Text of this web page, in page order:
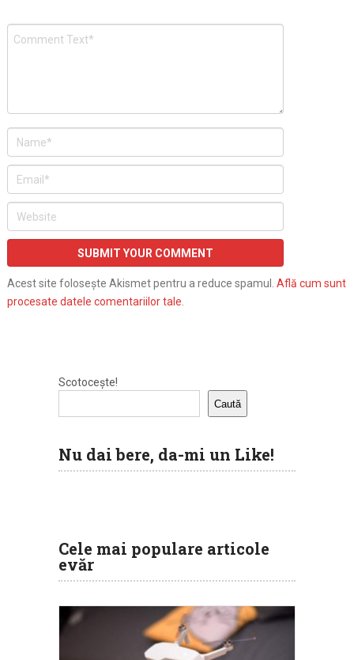
Acest site folosește Akismet pentru a reduce spamul. Află cum sunt
procesate datele comentariilor tale
Scotocește!
Caută
Nu dai bere, da-mi un Like!
Cele mai populare articole
evăr